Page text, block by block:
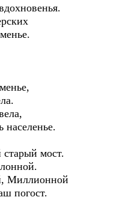
населенье.
мост.
Миллионной
погост.